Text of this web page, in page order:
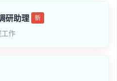
研助理 新
作